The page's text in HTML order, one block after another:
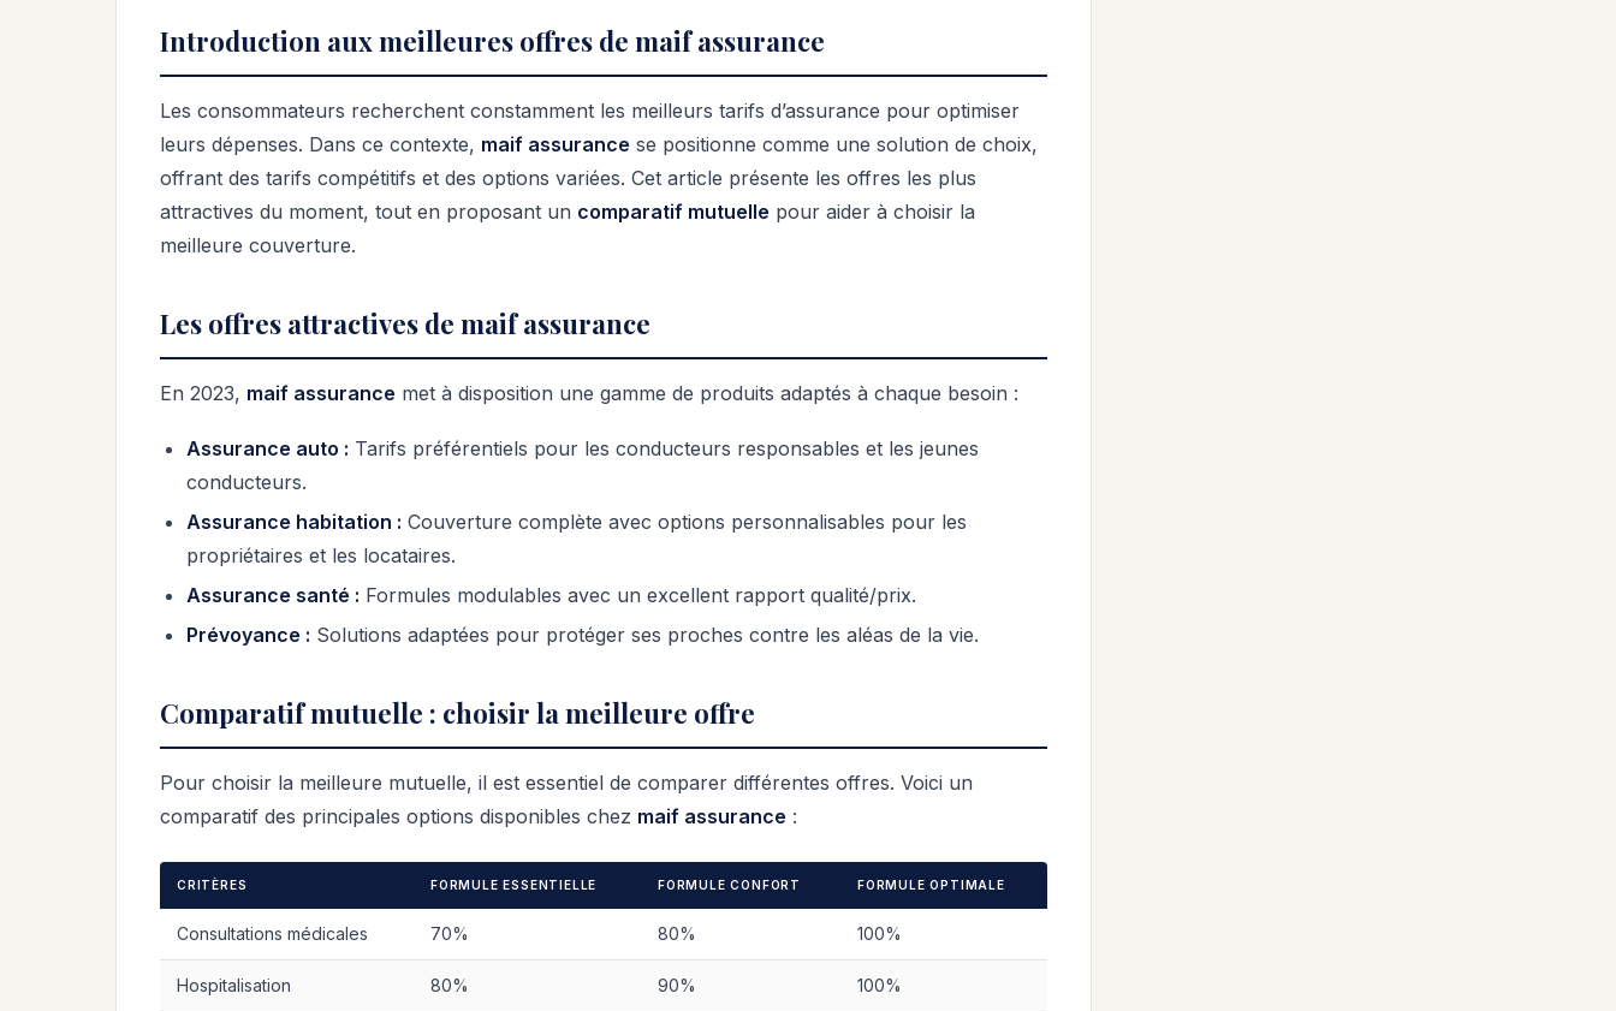
Introduction aux meilleures offres de maif assurance
Les consommateurs recherchent constamment les meilleurs tarifs d’assurance pour optimiser
leurs dépenses. Dans ce contexte, maif assurance se positionne comme une solution de choix,
offrant des tarifs compétitifs et des options variées. Cet article présente les offres les plus
attractives du moment, tout en proposant un comparatif mutuelle pour aider à choisir la
meilleure couverture.
Les offres attractives de maif assurance
En 2023, maif assurance met à disposition une gamme de produits adaptés à chaque besoin :
Assurance auto : Tarifs préférentiels pour les conducteurs responsables et les jeunes
conducteurs.
Assurance habitation : Couverture complète avec options personnalisables pour les
propriétaires et les locataires.
Assurance santé : Formules modulables avec un excellent rapport qualité/prix.
Prévoyance : Solutions adaptées pour protéger ses proches contre les aléas de la vie.
Comparatif mutuelle : choisir la meilleure offre
Pour choisir la meilleure mutuelle, il est essentiel de comparer différentes offres. Voici un
comparatif des principales options disponibles chez maif assurance :
CRITÈRES FORMULE ESSENTIELLE FORMULE CONFORT FORMULE OPTIMALE
Consultations médicales 70% 80% 100%
Hospitalisation 80% 90% 100%